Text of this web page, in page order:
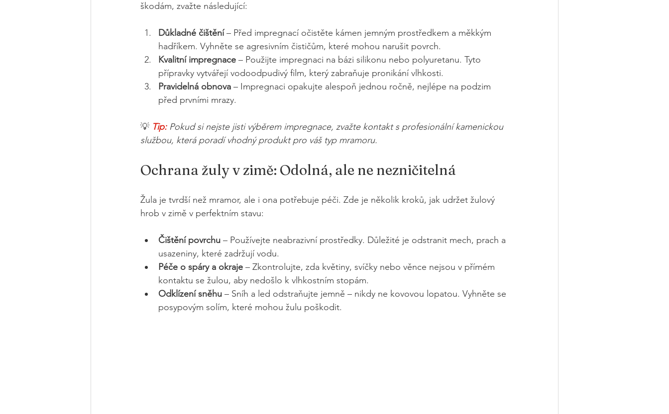
škodám, zvažte následující:
Důkladné čištění – Před impregnací očistěte kámen jemným prostředkem a měkkým
hadříkem. Vyhněte se agresivním čističům, které mohou narušit povrch.
Kvalitní impregnace – Použijte impregnaci na bázi silikonu nebo polyuretanu. Tyto
přípravky vytvářejí vodoodpudivý film, který zabraňuje pronikání vlhkosti.
Pravidelná obnova – Impregnaci opakujte alespoň jednou ročně, nejlépe na podzim
před prvními mrazy.
💡 Tip: Pokud si nejste jisti výběrem impregnace, zvažte kontakt s profesionální kamenickou
službou, která poradí vhodný produkt pro váš typ mramoru.
Ochrana žuly v zimě: Odolná, ale ne nezničitelná
Žula je tvrdší než mramor, ale i ona potřebuje péči. Zde je několik kroků, jak udržet žulový
hrob v zimě v perfektním stavu:
Čištění povrchu – Používejte neabrazivní prostředky. Důležité je odstranit mech, prach a
usazeniny, které zadržují vodu.
Péče o spáry a okraje – Zkontrolujte, zda květiny, svíčky nebo věnce nejsou v přímém
kontaktu se žulou, aby nedošlo k vlhkostním stopám.
Odklízení sněhu – Sníh a led odstraňujte jemně – nikdy ne kovovou lopatou. Vyhněte se
posypovým solím, které mohou žulu poškodit.